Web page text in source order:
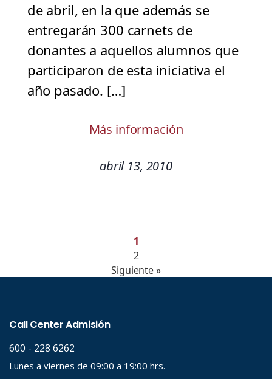
de abril, en la que además se
entregarán 300 carnets de
donantes a aquellos alumnos que
participaron de esta iniciativa el
año pasado. […]
Más información
abril 13, 2010
1
2
Siguiente »